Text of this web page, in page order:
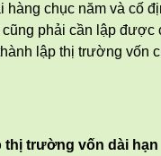
hàng chục năm và cố
cũng phải cần lập được
lập thị trường vốn
thị trường vốn dài hạn